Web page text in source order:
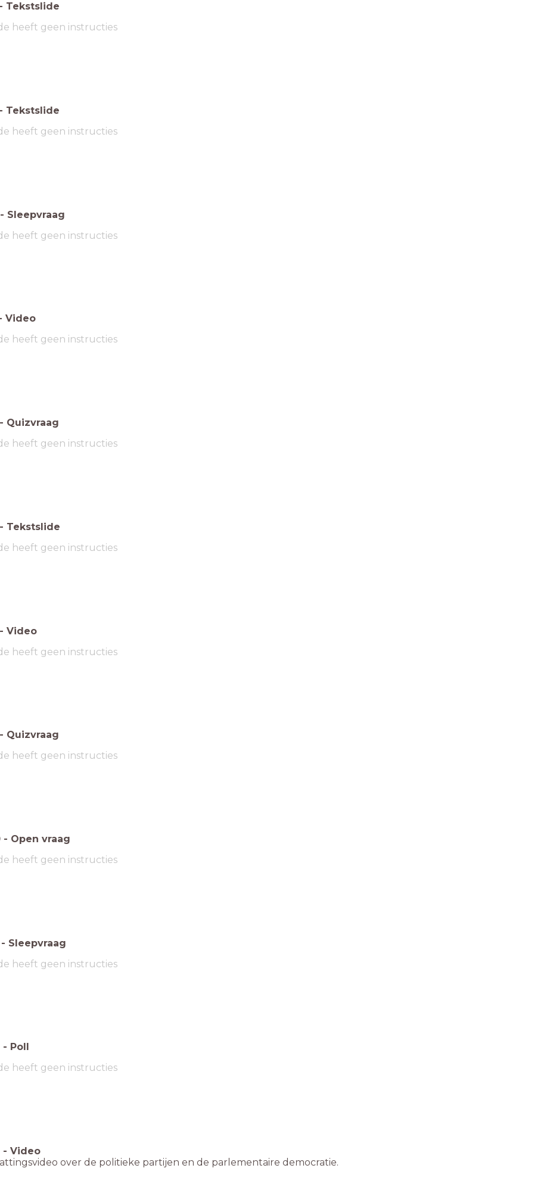
- Tekstslide
heeft geen instructies
- Tekstslide
heeft geen instructies
- Sleepvraag
heeft geen instructies
Video
heeft geen instructies
- Quizvraag
heeft geen instructies
- Tekstslide
heeft geen instructies
- Video
heeft geen instructies
- Quizvraag
heeft geen instructies
- Open vraag
heeft geen instructies
- Sleepvraag
heeft geen instructies
- Poll
heeft geen instructies
- Video
over de politieke partijen en de parlementaire democratie.